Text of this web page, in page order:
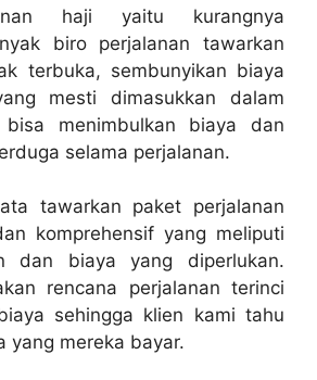
haji yaitu kurangnya
biro perjalanan tawarkan
terbuka, sembunyikan biaya
mesti dimasukkan dalam
menimbulkan biaya dan
selama perjalanan.
tawarkan paket perjalanan
komprehensif yang meliputi
dan biaya yang diperlukan.
rencana perjalanan terinci
sehingga klien kami tahu
yang mereka bayar.